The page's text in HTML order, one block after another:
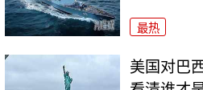
最热
美国对巴